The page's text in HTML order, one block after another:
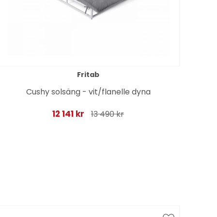
Fritab
Cushy solsäng - vit/flanelle dyna
12 141 kr 13 490 kr